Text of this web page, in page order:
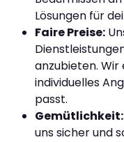
Lösungen für
Faire Preise:
anzubieten.
individuelles
passt.
Gemütlichkeit:
uns sicher und